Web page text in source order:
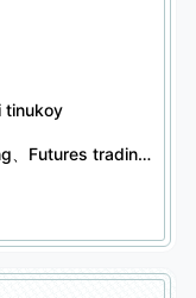
tinukoy
Forex trading、Futures trading、Securities trading、Options trading